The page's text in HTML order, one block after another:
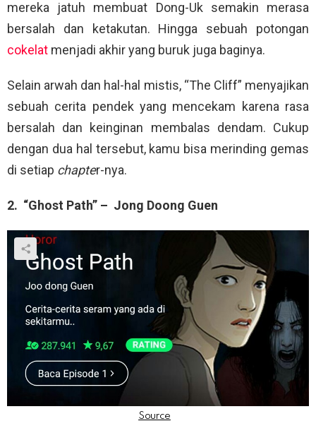
mereka jatuh membuat Dong-Uk semakin merasa
bersalah dan ketakutan. Hingga sebuah potongan
cokelat menjadi akhir yang buruk juga baginya.
Selain arwah dan hal-hal mistis, “The Cliff” menyajikan
sebuah cerita pendek yang mencekam karena rasa
bersalah dan keinginan membalas dendam. Cukup
dengan dua hal tersebut, kamu bisa merinding gemas
di setiap chapter-nya.
2. “Ghost Path” – Jong Doong Guen